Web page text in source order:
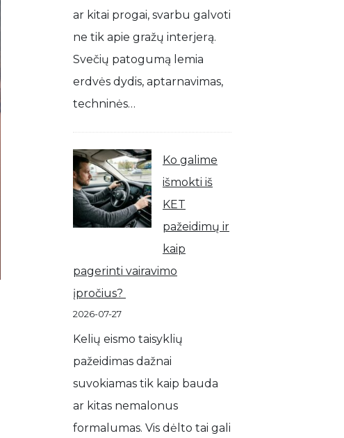
ar kitai progai, svarbu galvoti
ne tik apie gražų interjerą.
Svečių patogumą lemia
erdvės dydis, aptarnavimas,
techninės…
Ko galime
išmokti iš
KET
pažeidimų ir
kaip
pagerinti vairavimo
įpročius?
2026-07-27
Kelių eismo taisyklių
pažeidimas dažnai
suvokiamas tik kaip bauda
ar kitas nemalonus
formalumas. Vis dėlto tai gali